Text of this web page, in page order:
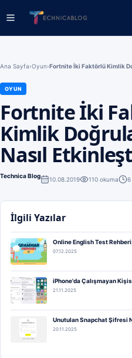
Ana Sayfa›Oyun›Fortnite İki Faktörlü Kimlik
OYUN
Fortnite İki
Kimlik
Nasıl
Technica Blog 10.08.2019 110 okuma 6
İlgili Yazılar
Online English Test
07.12.2025
iPhone'da Çalışmayan
21.11.2025
Unutulan Snapchat Şifresi
20.11.2025